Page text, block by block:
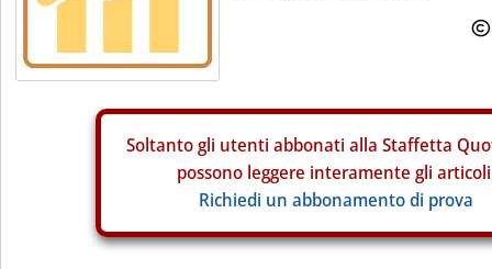
Soltanto gli utenti abbonati alla Staffetta
possono leggere interamente gli
Richiedi un abbonamento di prova